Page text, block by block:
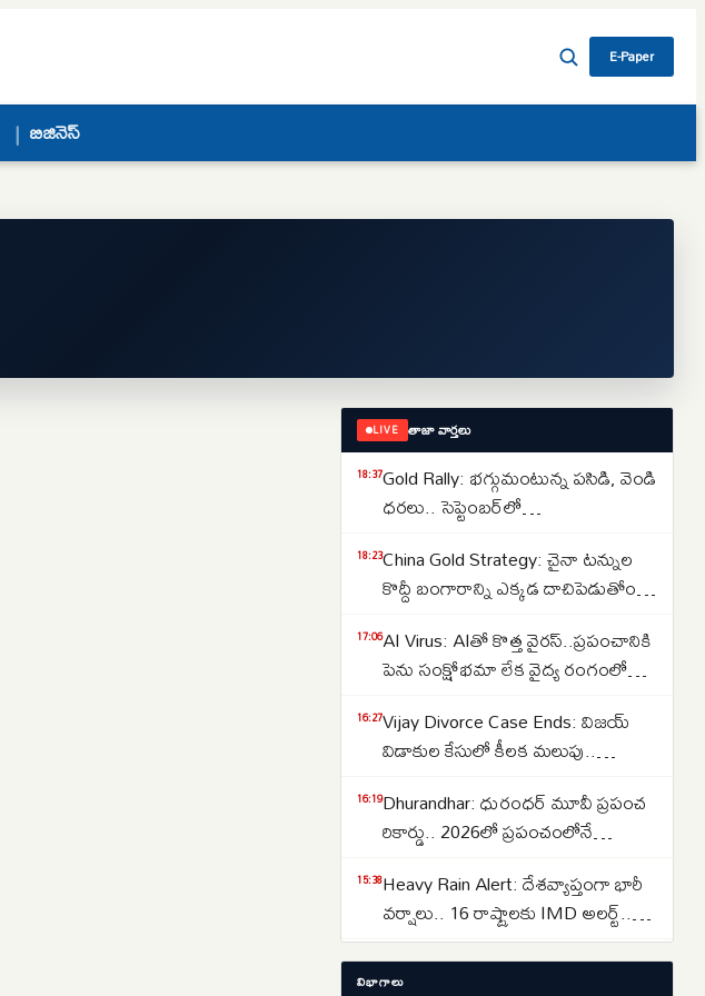
E-Paper
బిజినెస్
LIVE తాజా వార్తలు
18:37Gold Rally: భగ్గుమంటున్న పసిడి, వెండి
ధరలు.. సెప్టెంబర్‌లో
18:23China Gold Strategy: చైనా టన్నుల
కొద్దీ బంగారాన్ని ఎక్కడ దాచిపెడుతోందో
వెనుక అసలు కథ ఇదే..
17:06AI Virus: AIతో కొత్త వైరస్‌..ప్రపంచానికి
పెను సంక్షోభమా లేక వైద్య రంగంలో
శాస్త్రవేత్తలు..
16:27Vijay Divorce Case Ends: విజయ్
విడాకుల కేసులో కీలక మలుపు..
సంగీత..కేసును కొట్టివేసిన కోర్టు
16:19Dhurandhar: ధురంధర్ మూవీ ప్రపంచ
రికార్డు.. 2026లో ప్రపంచంలోనే
చిత్రంగా హిస్టరీ క్రియేట్..
15:38Heavy Rain Alert: దేశవ్యాప్తంగా భారీ
వర్షాలు.. 16 రాష్ట్రాలకు IMD అలర్ట్..
ఒడిశా-కేరళకు రెడ్ వార్నింగ్.. దక్షిణాది
రాష్ట్రాల్లో ఉరుములతో కూడిన వానలు..
15:29Lost Important Documents? ఆధార్,
విభాగాలు